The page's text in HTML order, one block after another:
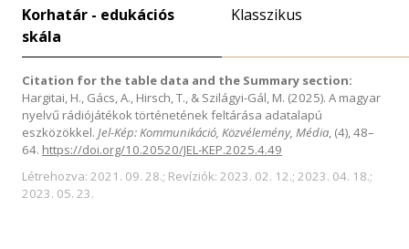
Korhatár - edukációs
skála
Klasszikus
Citation for the table data and the Summary section:
Hargitai, H., Gács, A., Hirsch, T., & Szilágyi-Gál, M. (2025). A magyar
nyelvű rádiójátékok történetének feltárása adatalapú
eszközökkel. Jel-Kép: Kommunikáció, Közvélemény, Média, (4), 48–
64. https://doi.org/10.20520/JEL-KEP.2025.4.49
Létrehozva: 2021. 09. 28.; Revíziók: 2023. 02. 12.; 2023. 04. 18.;
2023. 05. 23.